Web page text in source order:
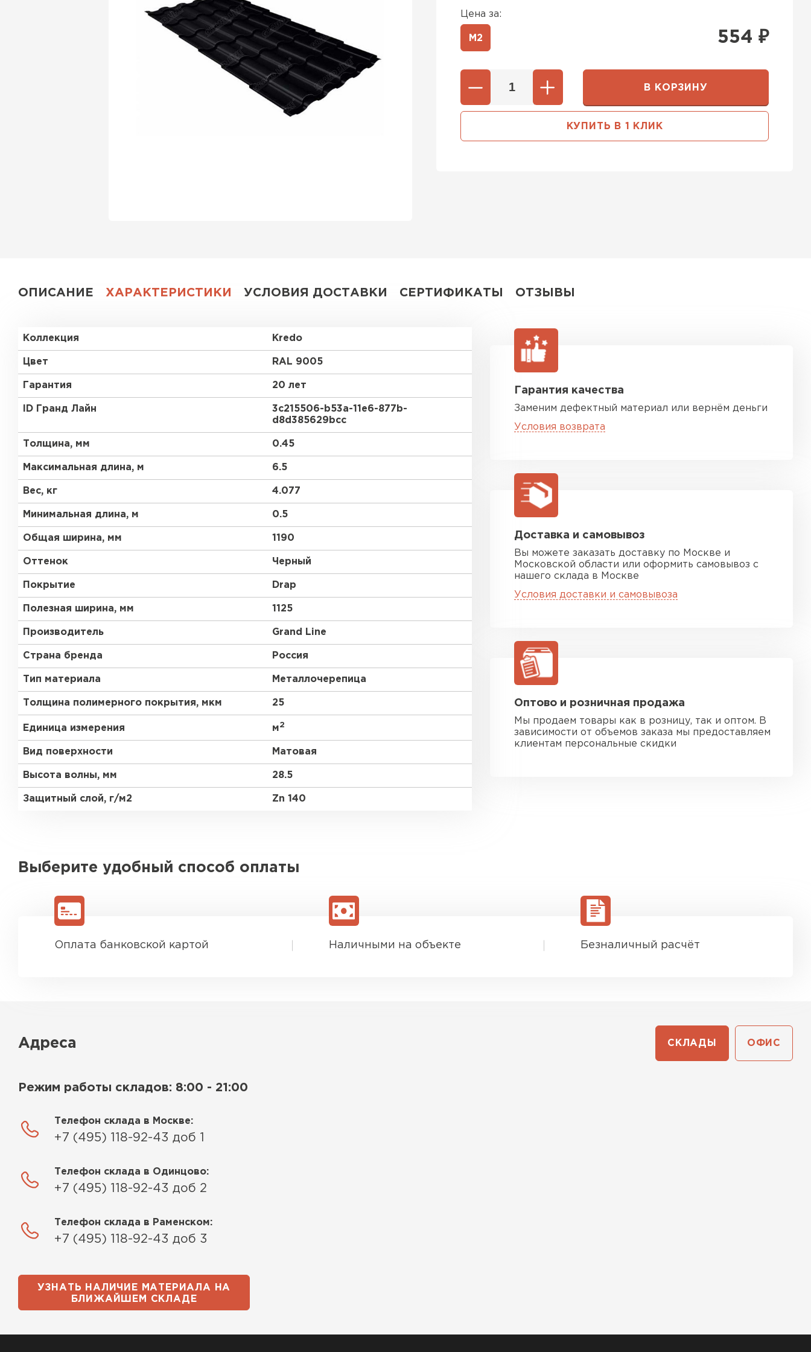
Цена за:
М2 554 ₽
В КОРЗИНУ
КУПИТЬ В 1 КЛИК
ОПИСАНИЕ ХАРАКТЕРИСТИКИ УСЛОВИЯ ДОСТАВКИ СЕРТИФИКАТЫ ОТЗЫВЫ
Коллекция Kredo
Цвет RAL 9005
Гарантия 20 лет
ID Гранд Лайн
3c215506-b53a-11e6-877b-
d8d385629bcc
Толщина, мм 0.45
Максимальная длина, м 6.5
Вес, кг 4.077
Минимальная длина, м 0.5
Общая ширина, мм 1190
Оттенок Черный
Покрытие Drap
Полезная ширина, мм 1125
Производитель Grand Line
Страна бренда Россия
Тип материала Металлочерепица
Толщина полимерного покрытия, мкм 25
Единица измерения м2
Вид поверхности Матовая
Высота волны, мм 28.5
Защитный слой, г/м2 Zn 140
Гарантия качества
Заменим дефектный материал или вернём деньги
Условия возврата
Доставка и самовывоз
Вы можете заказать доставку по Москве и
Московской области или оформить самовывоз с
нашего склада в Москве
Условия доставки и самовывоза
Оптово и розничная продажа
Мы продаем товары как в розницу, так и оптом. В
зависимости от объемов заказа мы предоставляем
клиентам персональные скидки
Выберите удобный способ оплаты
Оплата банковской картой Наличными на объекте Безналичный расчёт
Адреса СКЛАДЫ ОФИС
Режим работы складов: 8:00 - 21:00
Телефон склада в Москве:
+7 (495) 118-92-43 доб 1
Телефон склада в Одинцово:
+7 (495) 118-92-43 доб 2
Телефон склада в Раменском:
+7 (495) 118-92-43 доб 3
УЗНАТЬ НАЛИЧИЕ МАТЕРИАЛА НА
БЛИЖАЙШЕМ СКЛАДЕ